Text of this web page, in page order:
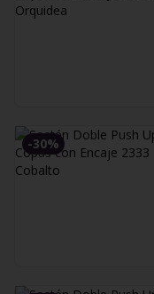
-30%